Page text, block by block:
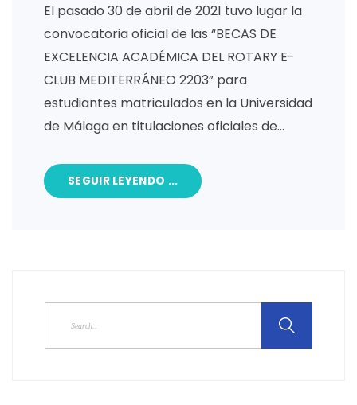
El pasado 30 de abril de 2021 tuvo lugar la
convocatoria oficial de las “BECAS DE
EXCELENCIA ACADÉMICA DEL ROTARY E-
CLUB MEDITERRÁNEO 2203” para
estudiantes matriculados en la Universidad
de Málaga en titulaciones oficiales de…
SEGUIR LEYENDO ...